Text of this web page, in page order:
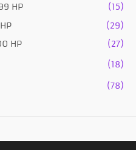
HP
(15)
(29)
HP
(27)
(18)
(78)